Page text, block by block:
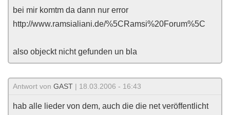
bei mir komtm da dann nur error
http://www.ramsialiani.de/%5CRamsi%20Forum%5C
also objeckt nicht gefunden un bla
Antwort von GAST | 18.03.2006 - 16:43
hab alle lieder von dem, auch die die net veröffentlicht